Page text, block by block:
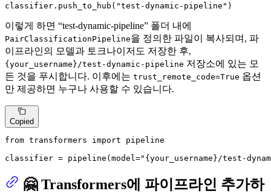
classifier.push_to_hub( "test-dynamic-pipeline" )
이렇게 하면 “test-dynamic-pipeline” 폴더 내에
PairClassificationPipeline을 정의한 파일이 복사되며, 파
이프라인의 모델과 토크나이저도 저장한 후,
{your_username}/test-dynamic-pipeline 저장소에 있는 모
든 것을 푸시합니다. 이후에는 trust_remote_code=True 옵션
만 제공하면 누구나 사용할 수 있습니다.
Copied
from transformers import pipeline
classifier = pipeline(model="{your_username}/test-
🤗 Transformers에 파이프라인 추가하